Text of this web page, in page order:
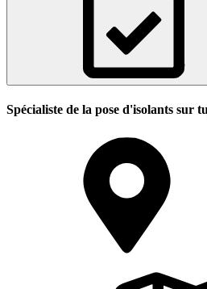
Spécialiste de la pose d'isolants sur